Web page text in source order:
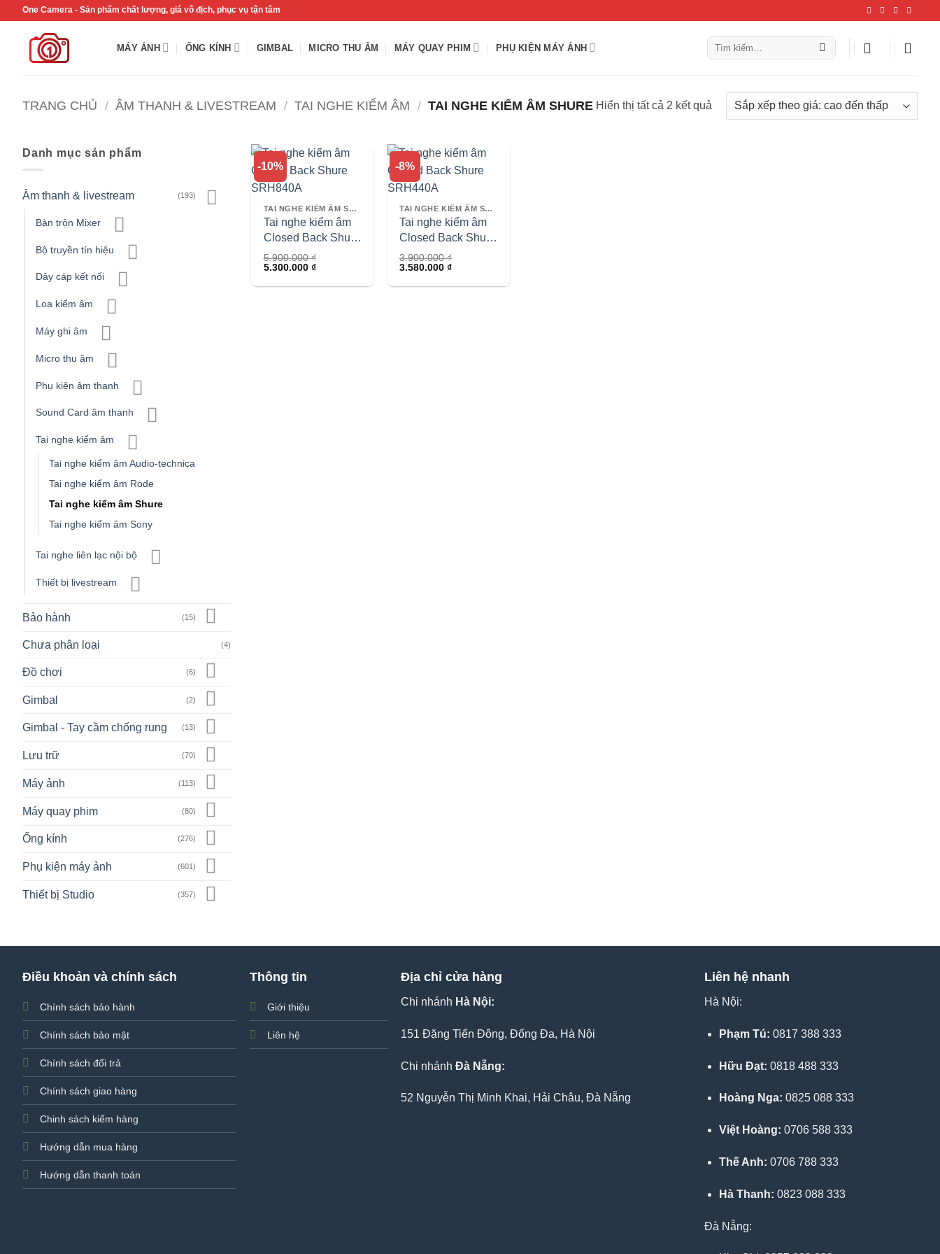
One Camera - Sản phẩm chất lượng, giá vô địch, phục vụ tận tâm
MÁY ẢNH ỐNG KÍNH GIMBAL MICRO THU ÂM MÁY QUAY PHIM PHỤ KIỆN MÁY ẢNH
Tìm
kiếm:
TRANG CHỦ / ÂM THANH & LIVESTREAM / TAI NGHE KIỂM ÂM / TAI NGHE KIỂM ÂM SHURE Hiển thị tất cả 2 kết quảĐã
sắp
Danh mục sản phẩm
Âm thanh & livestream (193)
Bàn trộn Mixer
Bộ truyền tín hiệu
Dây cáp kết nối
Loa kiểm âm
Máy ghi âm
Micro thu âm
Phụ kiện âm thanh
Sound Card âm thanh
Tai nghe kiểm âm
Tai nghe kiểm âm Audio-technica
Tai nghe kiểm âm Rode
Tai nghe kiểm âm Shure
Tai nghe kiểm âm Sony
Tai nghe liên lạc nội bộ
Thiết bị livestream
Bảo hành (15)
Chưa phân loại (4)
Đồ chơi (6)
Gimbal (2)
Gimbal - Tay cầm chống rung (13)
Lưu trữ (70)
Máy ảnh (113)
Máy quay phim (80)
Ống kính (276)
Phụ kiện máy ảnh (601)
Thiết bị Studio (357)
-10%
TAI NGHE KIỂM ÂM SHURE
Tai nghe kiểm âm
Closed Back Shure
SRH840A
5.900.000₫
Giá
là:
5.300.000 ₫Giá
tại
-8%
TAI NGHE KIỂM ÂM SHURE
Tai nghe kiểm âm
Closed Back Shure
SRH440A
3.900.000₫
Giá
là:
3.580.000₫Giá
tại
Điều khoản và chính sách
Chính sách bảo hành
Chính sách bảo mật
Chính sách đổi trả
Chính sách giao hàng
Chinh sách kiểm hàng
Hướng dẫn mua hàng
Hướng dẫn thanh toán
Thông tin
Giới thiệu
Liên hệ
Địa chỉ cửa hàng
Chi nhánh Hà Nội:
151 Đặng Tiến Đông, Đống Đa, Hà Nội
Chi nhánhĐà Nẵng:
52 Nguyễn Thị Minh Khai, Hải Châu, Đà Nẵng
Liên hệ nhanh
Hà Nội:
Phạm Tú: 0817 388 333
Hữu Đạt: 0818 488 333
Hoàng Nga: 0825 088 333
Việt Hoàng: 0706 588 333
Thế Anh: 0706 788 333
Hà Thanh: 0823 088 333
Đà Nẵng: